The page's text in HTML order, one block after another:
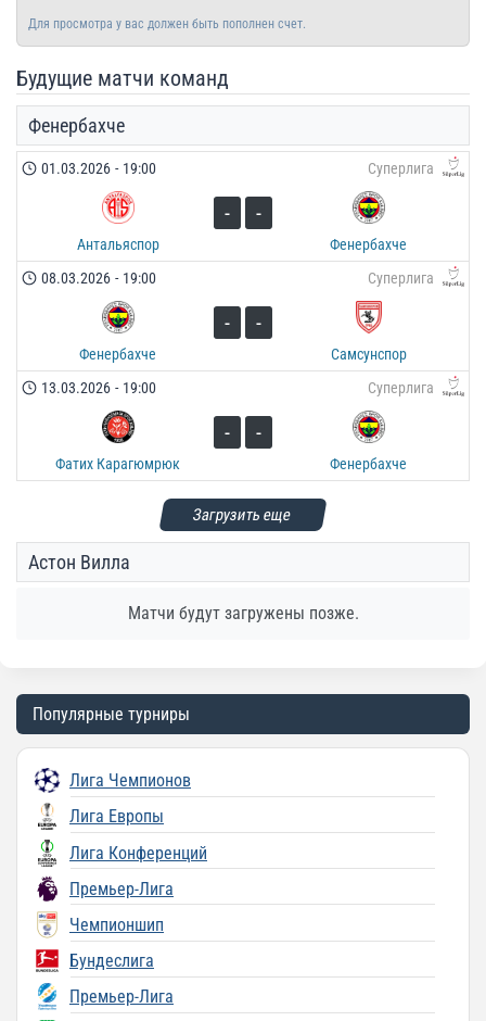
Для просмотра у вас должен быть пополнен счет.
Будущие матчи команд
Фенербахче
Суперлига
01.03.2026 - 19:00
Антальяспор
- -
Фенербахче
Суперлига
08.03.2026 - 19:00
Фенербахче
- -
Самсунспор
Суперлига
13.03.2026 - 19:00
Фатих Карагюмрюк
- -
Фенербахче
Загрузить еще
Астон Вилла
Матчи будут загружены позже.
Популярные турниры
Лига Чемпионов
Лига Европы
Лига Конференций
Премьер-Лига
Чемпионшип
Бундеслига
Премьер-Лига